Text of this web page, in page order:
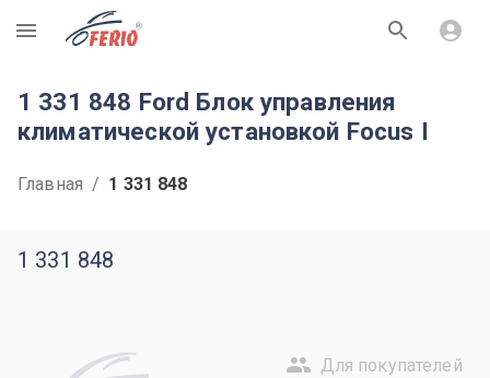
R
1 331 848 Ford Блок управления
климатической установкой Focus I
Главная / 1 331 848
1 331 848
Для покупателей